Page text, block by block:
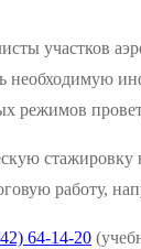
участков
необходимую
режимов
стажировку
работу,
64-14-20